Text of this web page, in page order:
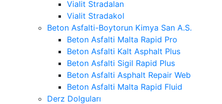
Vialit Stradalan
Vialit Stradakol
Beton Asfalti-Boytorun Kimya San A.S.
Beton Asfalti Malta Rapid Pro
Beton Asfalti Kalt Asphalt Plus
Beton Asfalti Sigil Rapid Plus
Beton Asfalti Asphalt Repair Web
Beton Asfalti Malta Rapid Fluid
Derz Dolguları